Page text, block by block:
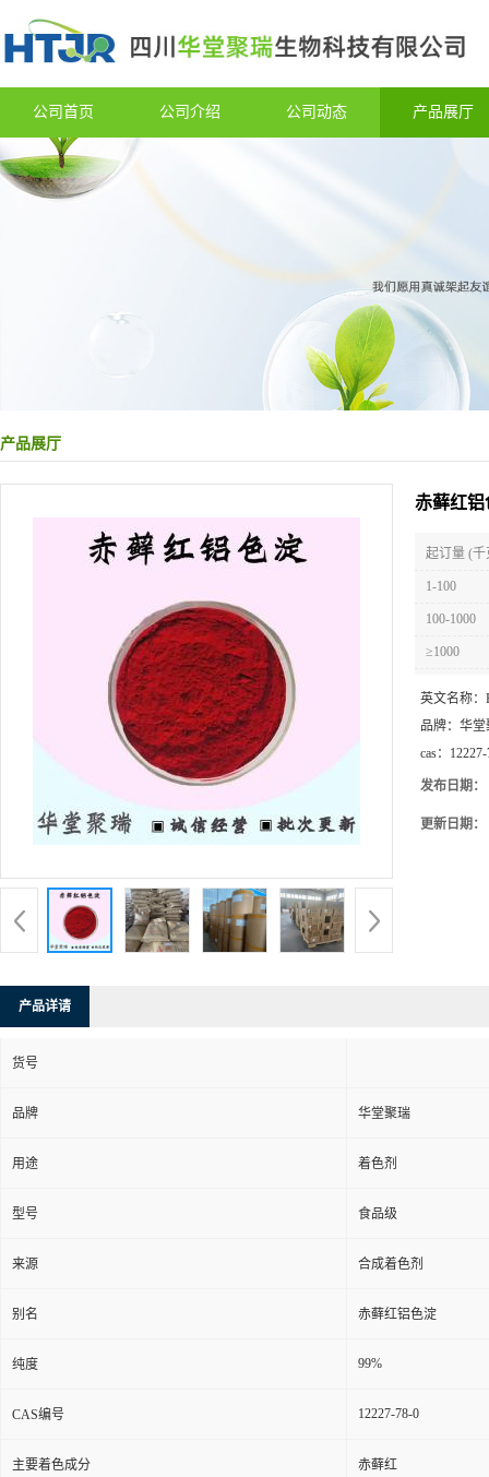
公司首页 公司介绍 公司动态 产品展厅
产品展厅
赤藓红铝
起订量 (千
1-100
100-1000
≥1000
英文名称：
品牌： 华堂
cas：
发布日期：
更新日期：
产品详请
货号
品牌 华堂聚瑞
用途 着色剂
型号 食品级
来源 合成着色剂
别名 赤藓红铝色淀
纯度 99%
CAS编号 12227-78-0
主要着色成分 赤藓红